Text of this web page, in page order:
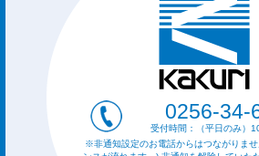
0256-34-
受付時間：（平日のみ）
※非通知設定のお電話からはつながりま